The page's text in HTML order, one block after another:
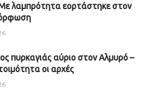
λαμπρότητα εορτάστηκε στον
πυρκαγιάς αύριο στον Αλμυρό –
οι αρχές